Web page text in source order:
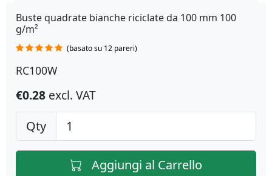
Buste quadrate bianche riciclate da 100 mm 100
g/m²
(basato su 12 pareri)
RC100W
€0.28 excl. VAT
Qty
Aggiungi al Carrello